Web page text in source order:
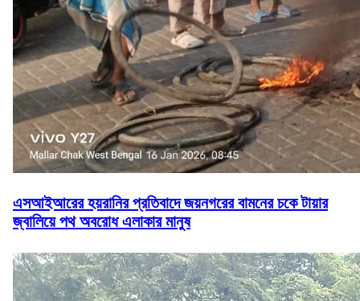
এসআইআরের হয়রানির প্রতিবাদে জয়নগরের বামনের চকে টায়ার
জ্বালিয়ে পথ অবরোধ এলাকার মানুষ